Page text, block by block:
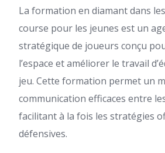
La formation en diamant dans
course pour les jeunes est un
stratégique de joueurs conçu
l’espace et améliorer le travail
jeu. Cette formation permet un
communication efficaces entre
facilitant à la fois les stratégies
défensives.